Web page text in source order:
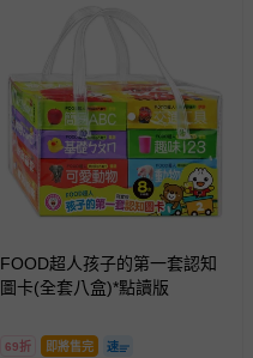
FOOD超人孩子的第一套認知
圖卡(全套八盒)*點讀版
69折 即將售完